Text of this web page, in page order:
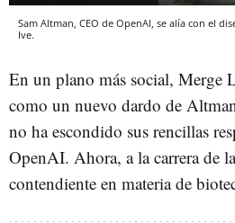
Sam Altman, CEO de OpenAI, se alía con el
Ive.
En un plano más social, Merge
como un nuevo dardo de
no ha escondido sus rencillas
OpenAI. Ahora, a la carrera de
contendiente en materia de